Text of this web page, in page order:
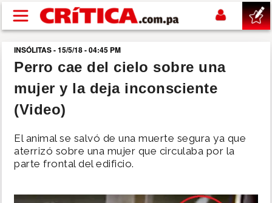
Pasar al contenido principal
buscar
SUCESOS
POLÍTICA
INSÓLITAS - 15/5/18 - 04:45 PM
Perro cae del cielo sobre una
mujer y la deja inconsciente
(Video)
El animal se salvó de una muerte segura ya que
aterrizó sobre una mujer que circulaba por la
parte frontal del edificio.